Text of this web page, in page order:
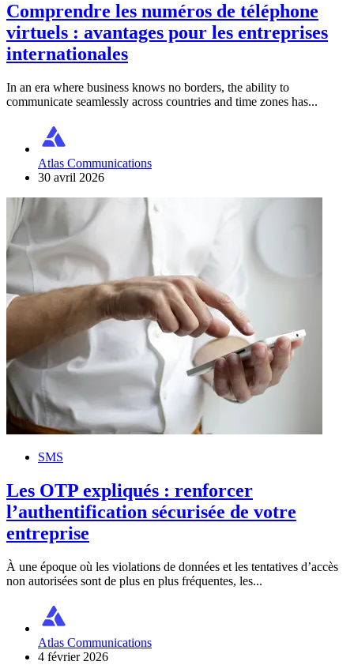
Comprendre les numéros de téléphone
virtuels : avantages pour les entreprises
internationales
In an era where business knows no borders, the ability to
communicate seamlessly across countries and time zones has...
Atlas Communications
30 avril 2026
SMS
Les OTP expliqués : renforcer
l’authentification sécurisée de votre
entreprise
À une époque où les violations de données et les tentatives d’accès
non autorisées sont de plus en plus fréquentes, les...
Atlas Communications
4 février 2026